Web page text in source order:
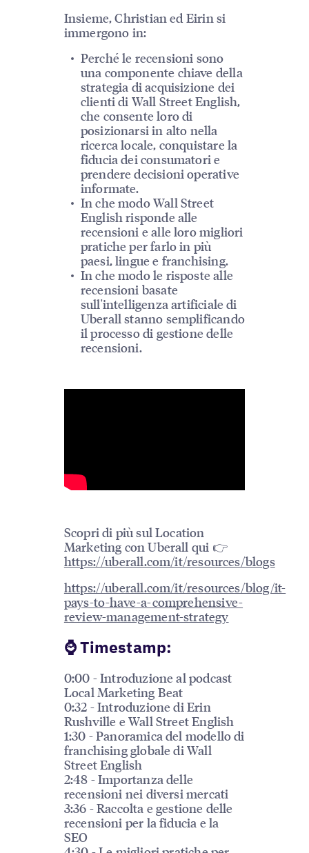
Insieme, Christian ed Eirin si
immergono in:
Perché le recensioni sono
una componente chiave della
strategia di acquisizione dei
clienti di Wall Street English,
che consente loro di
posizionarsi in alto nella
ricerca locale, conquistare la
fiducia dei consumatori e
prendere decisioni operative
informate.
In che modo Wall Street
English risponde alle
recensioni e alle loro migliori
pratiche per farlo in più
paesi, lingue e franchising.
In che modo le risposte alle
recensioni basate
sull'intelligenza artificiale di
Uberall stanno semplificando
il processo di gestione delle
recensioni.
Scopri di più sul Location
Marketing con Uberall qui 👉
https://uberall.com/it/resources/blogs
https://uberall.com/it/resources/blog/it-
pays-to-have-a-comprehensive-
review-management-strategy
⌚️ Timestamp:
0:00 - Introduzione al podcast
Local Marketing Beat
0:32 - Introduzione di Erin
Rushville e Wall Street English
1:30 - Panoramica del modello di
franchising globale di Wall
Street English
2:48 - Importanza delle
recensioni nei diversi mercati
3:36 - Raccolta e gestione delle
recensioni per la fiducia e la
SEO